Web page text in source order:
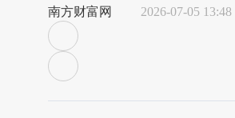
南方财富网 2026-07-05 13:48